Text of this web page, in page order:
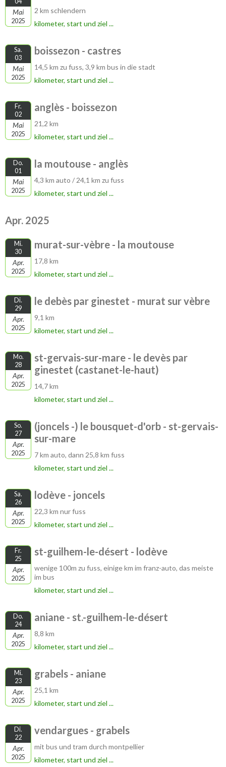
Mai
2025
2 km schlendern
kilometer, start und ziel ...
Sa.
03
Mai
2025
boissezon - castres
14,5 km zu fuss, 3,9 km bus in die stadt
kilometer, start und ziel ...
Fr.
02
Mai
2025
anglès - boissezon
21,2 km
kilometer, start und ziel ...
Do.
01
Mai
2025
la moutouse - anglès
4,3 km auto / 24,1 km zu fuss
kilometer, start und ziel ...
Apr. 2025
Mi.
30
Apr.
2025
murat-sur-vèbre - la moutouse
17,8 km
kilometer, start und ziel ...
Di.
29
Apr.
2025
le debès par ginestet - murat sur vèbre
9,1 km
kilometer, start und ziel ...
Mo.
28
Apr.
2025
st-gervais-sur-mare - le devès par
ginestet (castanet-le-haut)
14,7 km
kilometer, start und ziel ...
So.
27
Apr.
2025
(joncels -) le bousquet-d'orb - st-gervais-
sur-mare
7 km auto, dann 25,8 km fuss
kilometer, start und ziel ...
Sa.
26
Apr.
2025
lodève - joncels
22,3 km nur fuss
kilometer, start und ziel ...
Fr.
25
Apr.
2025
st-guilhem-le-désert - lodève
wenige 100m zu fuss, einige km im franz-auto, das meiste
im bus
kilometer, start und ziel ...
Do.
24
Apr.
2025
aniane - st.-guilhem-le-désert
8,8 km
kilometer, start und ziel ...
Mi.
23
Apr.
2025
grabels - aniane
25,1 km
kilometer, start und ziel ...
Di.
22
Apr.
2025
vendargues - grabels
mit bus und tram durch montpellier
kilometer, start und ziel ...